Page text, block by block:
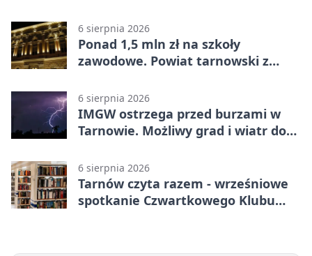
6 sierpnia 2026
Ponad 1,5 mln zł na szkoły
zawodowe. Powiat tarnowski z
6 sierpnia 2026
IMGW ostrzega przed burzami w
Tarnowie. Możliwy grad i wiatr do
6 sierpnia 2026
Tarnów czyta razem - wrześniowe
spotkanie Czwartkowego Klubu